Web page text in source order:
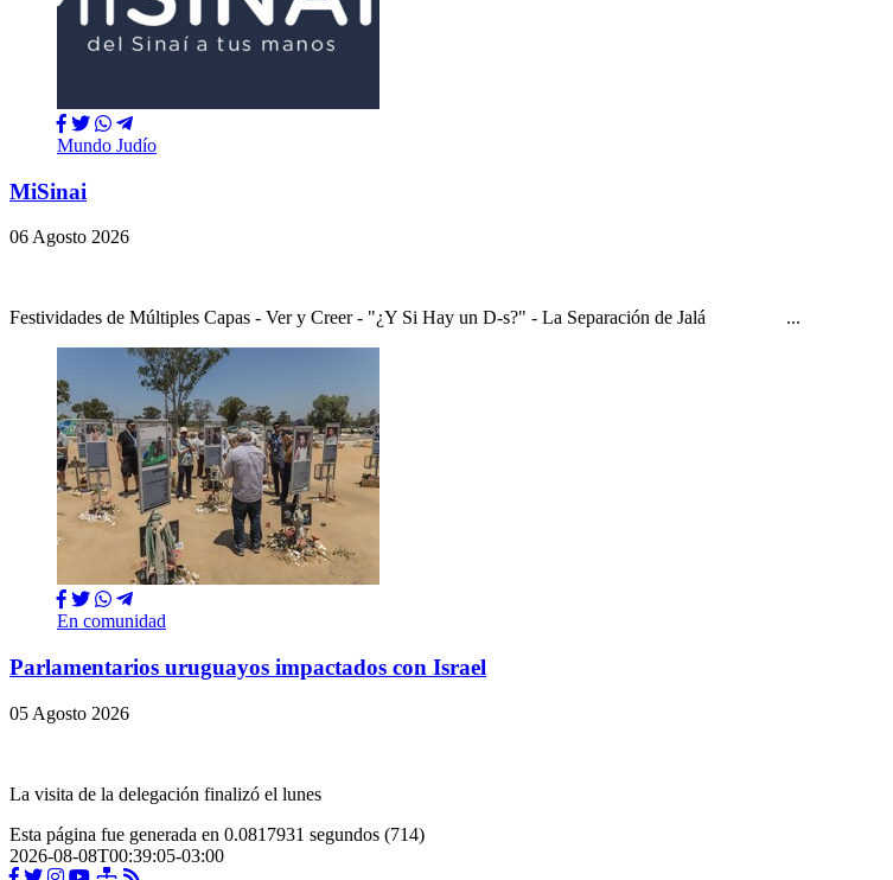
Mundo Judío
MiSinai
06 Agosto 2026
Festividades de Múltiples Capas - Ver y Creer - "¿Y Si Hay un D-s?" - La Separación de Jalá ...
En comunidad
Parlamentarios uruguayos impactados con Israel
05 Agosto 2026
La visita de la delegación finalizó el lunes
Esta página fue generada en 0.0817931 segundos (714)
2026-08-08T00:39:05-03:00